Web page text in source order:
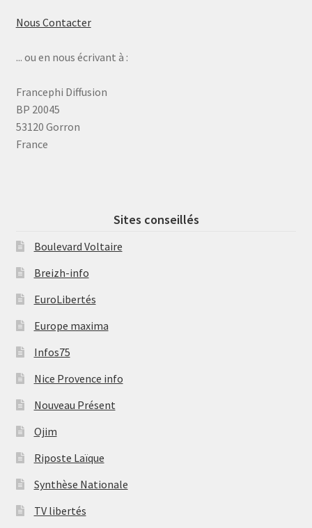
Nous Contacter
... ou en nous écrivant à :
Francephi Diffusion
BP 20045
53120 Gorron
France
Sites conseillés
Boulevard Voltaire
Breizh-info
EuroLibertés
Europe maxima
Infos75
Nice Provence info
Nouveau Présent
Ojim
Riposte Laïque
Synthèse Nationale
TV libertés